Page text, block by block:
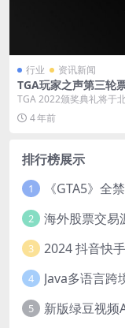
行业 资讯新闻
TGA玩家之声第三轮
尼克未知边境》获
TGA 2022颁奖典礼将于
2月9日上午9点开始，而
02...4 年前
排行榜展示
1 《GTA5》全
2
3 2024 抖音快
4
5 新版绿豆视频